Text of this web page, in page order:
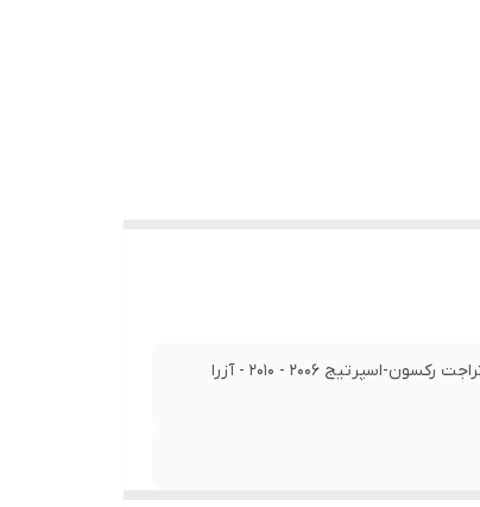
عقب سوناتا 2006 ( 4 سيلندر( 2008 - 2010 / عقب موسو -عقب اکتيون-عقب تراجت رکسون-اسپرتيج 2006 - 2010 - آزرا